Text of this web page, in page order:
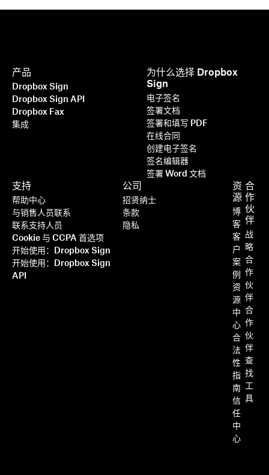
更快、更智能、更安全：Dropbox
Sign 如何在 2025 年加速业务发展
了解更多
将 Dropbox Sign 与 Ruby on
产品
Dropbox Sign
Dropbox Sign API
Dropbox Fax
集成
为什么选择 Dropbox
Sign
电子签名
签署文档
签署和填写 PDF
在线合同
创建电子签名
签名编辑器
签署 Word 文档
支持
帮助中心
与销售人员联系
联系支持人员
Cookie 与 CCPA 首选项
开始使用：Dropbox Sign
开始使用：Dropbox Sign
API
资
源
博
客
客
户
案
例
资
源
中
心
合
法
性
指
南
信
任
中
心
合
作
伙
伴
战
略
合
作
伙
伴
合
作
伙
伴
查
找
工
具
公司
招贤纳士
条款
隐私